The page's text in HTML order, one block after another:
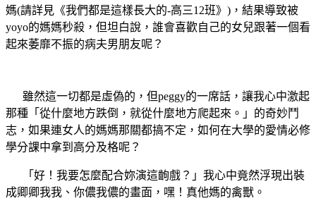
媽(請詳見《我們都是這樣長大的-高三12班》 ) ，結果導致被
yoyo的媽媽秒殺，但坦白說，誰會喜歡自己的女兒跟著一個看
起來萎靡不振的病夫男朋友呢？
雖然這一切都是虛偽的，但peggy的一席話，讓我心中激起
那種「從什麼地方跌倒，就從什麼地方爬起來。」的奇妙鬥
志，如果連女人的媽媽那關都搞不定，如何在大學的愛情必修
學分課中拿到高分及格呢？
「好！我要怎麼配合妳演這齣戲？」我心中竟然浮現出裝
成卿卿我我、你儂我儂的畫面，嘿！真他媽的禽獸。